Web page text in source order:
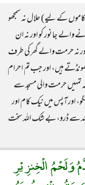
کے لیے) حلال نہ سمجھو
والے جانور کو اور نہ ان
نہ حرمت والے گھر کی طرف
ہیں، اور جب تم احرام
تمہیں حرمت والی مسجد سے
اور آپس میں نیک کام اور
اللہ سے ڈرو، بے شک اللہ سخت
الْخِنزِيْرِ